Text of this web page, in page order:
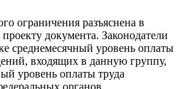
ограничения разъяснена в
документа. Законодатели
среднемесячный уровень оплаты
входящих в данную группу,
уровень оплаты труда
органов